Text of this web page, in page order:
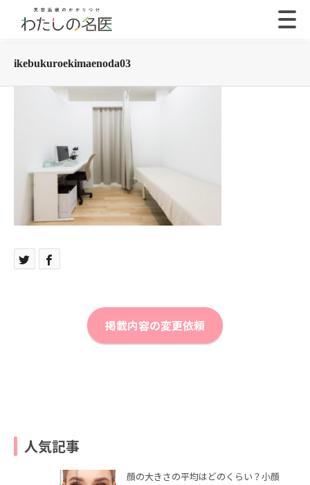
ikebukuroekimaenoda03
掲載内容の変更依頼
人気記事
顔の大きさの平均はどのくらい？小顔